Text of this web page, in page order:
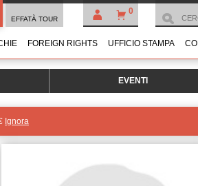
0
EFFATÀ TOUR
FOREIGN RIGHTS UFFICIO STAMPA
EVENTI
Ignora